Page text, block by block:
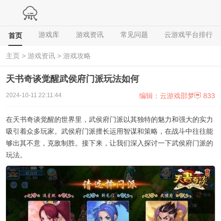
首页 游戏库 游戏资讯 常见问题 云游戏平台排行
主页 > 游戏资讯 > 游戏攻略
天书奇谈觉醒武侯府门派玩法如何
2024-10-11 22:11:44 编辑：云游戏邵梦 833
在天书奇谈觉醒的世界里，武侯府门派以其独特的魅力和强大的实力
吸引着众多玩家。武侯府门派擅长运用智谋和策略，在战斗中往往能
够出其不意，克敌制胜。接下来，让我们深入探讨一下武侯府门派的
玩法。